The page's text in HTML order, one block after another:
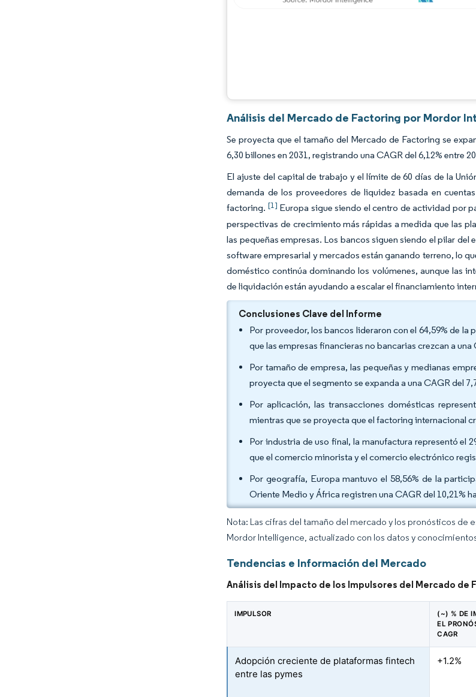
Análisis del Mercado de Factoring por Mordor
Se proyecta que el tamaño del Mercado de Factoring se
6,30 billones en 2031, registrando una CAGR del 6,12% entre
El ajuste del capital de trabajo y el límite de 60 días de la
demanda de los proveedores de liquidez basada en
factoring. [1] Europa sigue siendo el centro de actividad por
perspectivas de crecimiento más rápidas a medida que las
las pequeñas empresas. Los bancos siguen siendo el pilar
software empresarial y mercados están ganando terreno, lo
doméstico continúa dominando los volúmenes, aunque las
de liquidación están ayudando a escalar el financiamiento
Conclusiones Clave del Informe
Por proveedor, los bancos lideraron con el 64,59% de
que las empresas financieras no bancarias crezcan a una
Por tamaño de empresa, las pequeñas y medianas
proyecta que el segmento se expanda a una CAGR del
Por aplicación, las transacciones domésticas
mientras que se proyecta que el factoring internacional
Por industria de uso final, la manufactura representó el
que el comercio minorista y el comercio electrónico
Por geografía, Europa mantuvo el 58,56% de la
Oriente Medio y África registren una CAGR del 10,21%
Nota: Las cifras del tamaño del mercado y los pronósticos
Mordor Intelligence, actualizado con los datos y
Tendencias e Información del Mercado
Análisis del Impacto de los Impulsores del Mercado de
IMPULSOR
(~) % DE
EL
CAGR
Adopción creciente de plataformas fintech
entre las pymes
+1.2%